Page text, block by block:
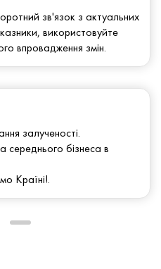
залученості.
бізнеса в
Країні!.
зв'язок з актуальних
використовуйте
впровадження змін.